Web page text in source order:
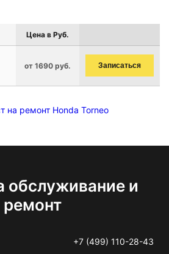
Цена в Руб.
от 1690 руб. Записаться
на ремонт Honda Torneo
обслуживание и
ремонт
+7 (499) 110-28-43